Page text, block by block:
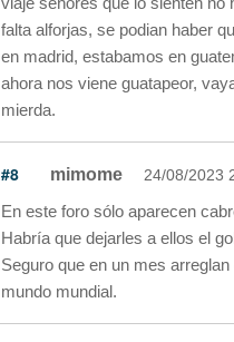
falta alforjas, se podian haber
en madrid, estabamos en
ahora nos viene guatapeor,
mierda.
#8 mimome 24/08/2023
En este foro sólo aparecen
Habría que dejarles a ellos el
Seguro que en un mes arreglan
mundo mundial.